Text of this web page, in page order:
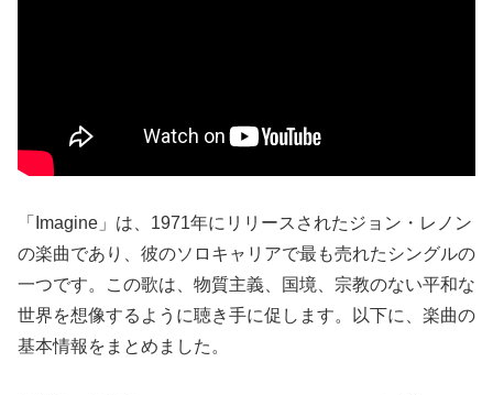
「Imagine」は、1971年にリリースされたジョン・レノン
の楽曲であり、彼のソロキャリアで最も売れたシングルの
一つです。この歌は、物質主義、国境、宗教のない平和な
世界を想像するように聴き手に促します。以下に、楽曲の
基本情報をまとめました。